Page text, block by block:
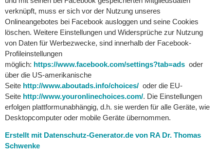
verknüpft, muss er sich vor der Nutzung unseres
Onlineangebotes bei Facebook ausloggen und seine Cookies
löschen. Weitere Einstellungen und Widersprüche zur Nutzung
von Daten für Werbezwecke, sind innerhalb der Facebook-
Profileinstellungen
möglich: https://www.facebook.com/settings?tab=ads oder
über die US-amerikanische
Seite http://www.aboutads.info/choices/ oder die EU-
Seite http://www.youronlinechoices.com/. Die Einstellungen
erfolgen plattformunabhängig, d.h. sie werden für alle Geräte, wie
Desktopcomputer oder mobile Geräte übernommen.
Erstellt mit Datenschutz-Generator.de von RA Dr. Thomas
Schwenke